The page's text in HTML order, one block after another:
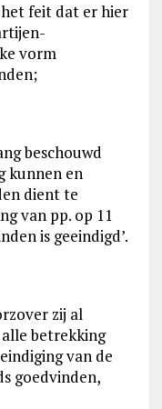
feit dat er hier
vorm
beschouwd
kunnen en
dient te
van pp. op 11
is geeindigd’.
zij al
betrekking
van de
goedvinden,